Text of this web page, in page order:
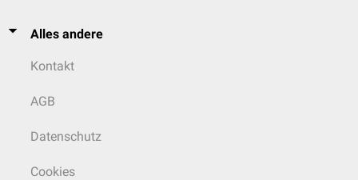
Alles andere
Kontakt
AGB
Datenschutz
Cookies